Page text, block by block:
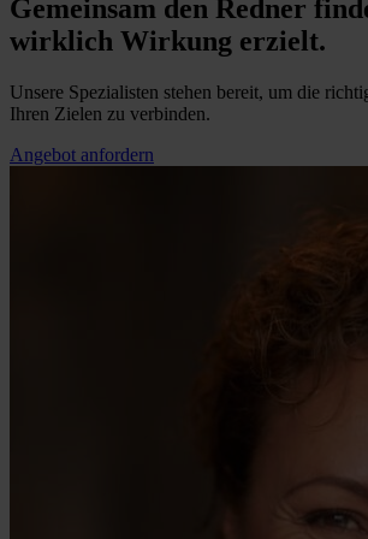
Gemeinsam den Redner
wirklich Wirkung erzielt.
Unsere Spezialisten stehen bereit, um die
Ihren Zielen zu verbinden.
Angebot anfordern